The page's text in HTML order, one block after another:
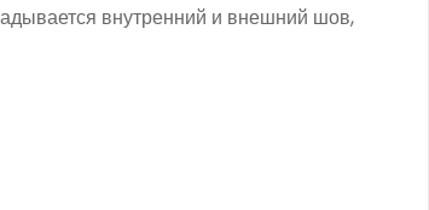
внутренний и внешний шов,